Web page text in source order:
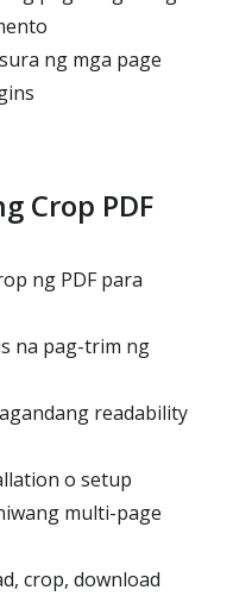
ng mga page
Crop PDF
ng PDF para
na pag-trim ng
readability
o setup
multi-page
crop, download